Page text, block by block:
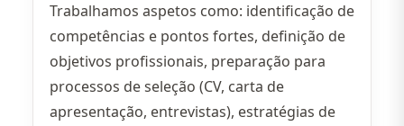
Trabalhamos aspetos como: identificação de
competências e pontos fortes, definição de
objetivos profissionais, preparação para
processos de seleção (CV, carta de
apresentação, entrevistas), estratégias de